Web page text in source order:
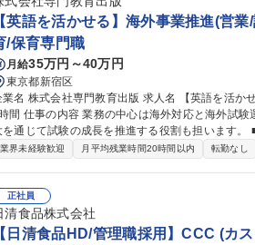
【英語を活かせる】海外事業推進(営
/保育専門職
月給35万円～40万円
東京都新宿区
式会社専門教育出版 求人名 【英語を活かせる】海外事業推進（営業／試験運用）550万円～/平均残業2
外試験運営の調整です。 既存運営を守るだけでなく、提携機関の拡
通じて試験の成長を推進する役割も担います。 ■海外提携大学や教育機関へのフォローアップおよび関係構築
メール・オンラインMTG等／英語使用が中心）
集職種 【英語を活かせる】海外事業推進（営業／
業界未経験歓迎 月平均残業時間20時間以内 転勤なし
正社員
清食品株式会社
【日清食品HD/管理職採用】CCC (カ